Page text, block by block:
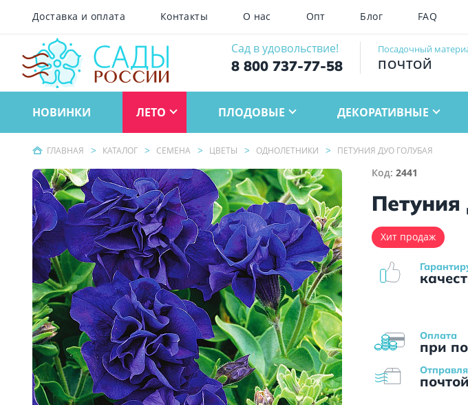
Доставка и оплата Контакты О нас Опт Блог FAQ
Сад в удовольствие!
8 800 737-77-58
Посадочный
ПОЧТОЙ
НОВИНКИ ЛЕТО ПЛОДОВЫЕ ДЕКОРАТИВНЫЕ
ГЛАВНАЯ КАТАЛОГ СЕМЕНА ЦВЕТЫ ОДНОЛЕТНИКИ ПЕТУНИЯ ДУО ГОЛУБАЯ
Код:2441
Петуния
Хит продаж
Оплата
при